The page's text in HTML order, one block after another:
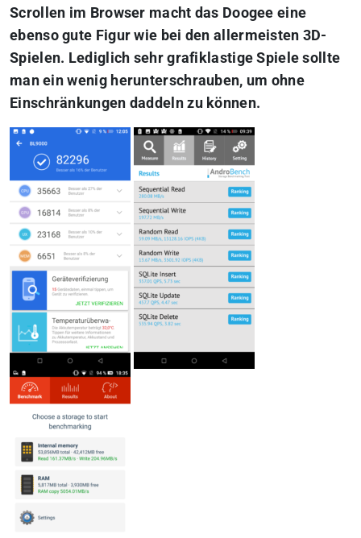
Scrollen im Browser macht das Doogee eine
ebenso gute Figur wie bei den allermeisten 3D-
Spielen. Lediglich sehr grafiklastige Spiele sollte
man ein wenig herunterschrauben, um ohne
Einschränkungen daddeln zu können.